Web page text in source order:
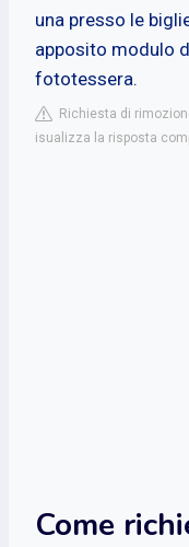
una presso le
apposito modulo
fototessera.
Richiesta di
isualizza la risposta
Come